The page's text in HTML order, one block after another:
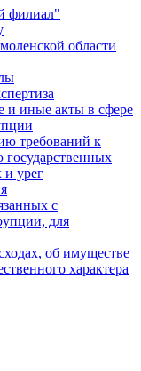
филиал"
области
и иные акты в сфере
требований к
и урег
с
для
об имуществе
характера